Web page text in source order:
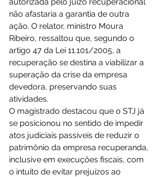
não afastaria a garantia de outra
ação. O relator, ministro Moura
Ribeiro, ressaltou que, segundo o
artigo 47 da Lei 11.101/2005, a
recuperação se destina a viabilizar a
superação da crise da empresa
devedora, preservando suas
atividades.
O magistrado destacou que o STJ já
se posicionou no sentido de impedir
atos judiciais passíveis de reduzir o
patrimônio da empresa recuperanda,
inclusive em execuções fiscais, com
o intuito de evitar prejuízos ao